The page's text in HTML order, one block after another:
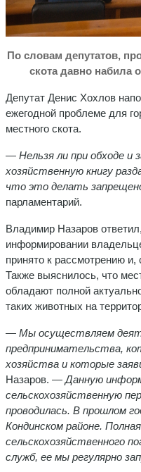
По словам депутатов,
скота давно набила
Депутат Денис Хохлов
ежегодной проблеме для
местного скота.
— Нельзя ли при обходе и
хозяйственную книгу
что это делать
парламентарий.
Владимир Назаров
информировании
принято к рассмотрению и,
Также выяснилось, что
обладают полной
таких животных на
— Мы осуществляем
предпринимательства,
хозяйства и которые
Назаров. — Данную
сельскохозяйственную
проводилась. В прошлом
Кондинском районе.
сельскохозяйственного
служб, ее мы регулярно